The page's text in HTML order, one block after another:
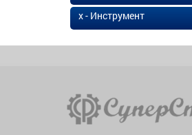
х - Инструмент